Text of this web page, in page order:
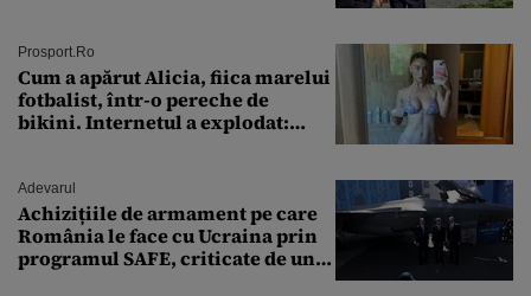
Prosport.ro
Cum a apărut Alicia, fiica marelui
fotbalist, într-o pereche de
bikini. Internetul a explodat:
Adevarul
Achizițiile de armament pe care
România le face cu Ucraina prin
programul SAFE, criticate de un